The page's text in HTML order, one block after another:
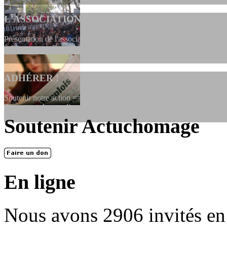
L'ASSOCIATION
Présentation de l'association et de sa charte qui encadre nos actions
ADHÉRER !
Soutenir notre action ==> Si vous souhaitez adhérer à
dessous, en le remplissant et en...
En 2004, une dizaine de personnes contribuèrent au lancement de
Soutenir Actuchomage
En ligne
Nous avons 2906 invités